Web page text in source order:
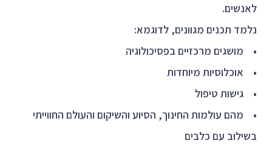
לאנשים.
נלמד תכנים מגוונים, לדוגמא:
• מושגים מרכזיים בפסיכולוגיה
• אוכלוסיות מיוחדות
• גישות טיפול
• מהם עולמות החינוך, הסיוע והשיקום והעולם החווייתי
בשילוב עם כלבים